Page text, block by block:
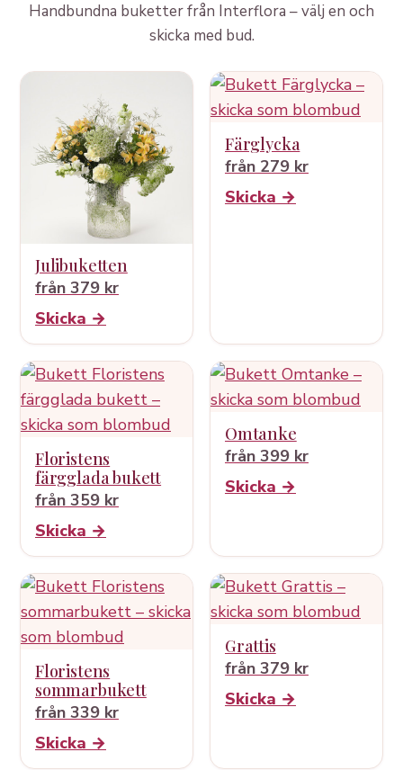
Handbundna buketter från Interflora – välj en och
skicka med bud.
Julibuketten
från 379 kr
Skicka →
Färglycka
från 279 kr
Skicka →
Floristens
färgglada bukett
från 359 kr
Skicka →
Omtanke
från 399 kr
Skicka →
Floristens
sommarbukett
från 339 kr
Skicka →
Grattis
från 379 kr
Skicka →